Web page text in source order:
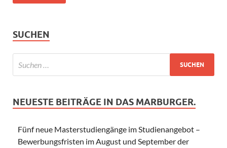
SUCHEN
NEUESTE BEITRÄGE IN DAS MARBURGER.
Fünf neue Masterstudiengänge im Studienangebot –
Bewerbungsfristen im August und September der